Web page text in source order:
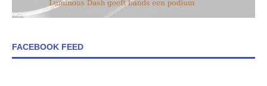
FACEBOOK FEED